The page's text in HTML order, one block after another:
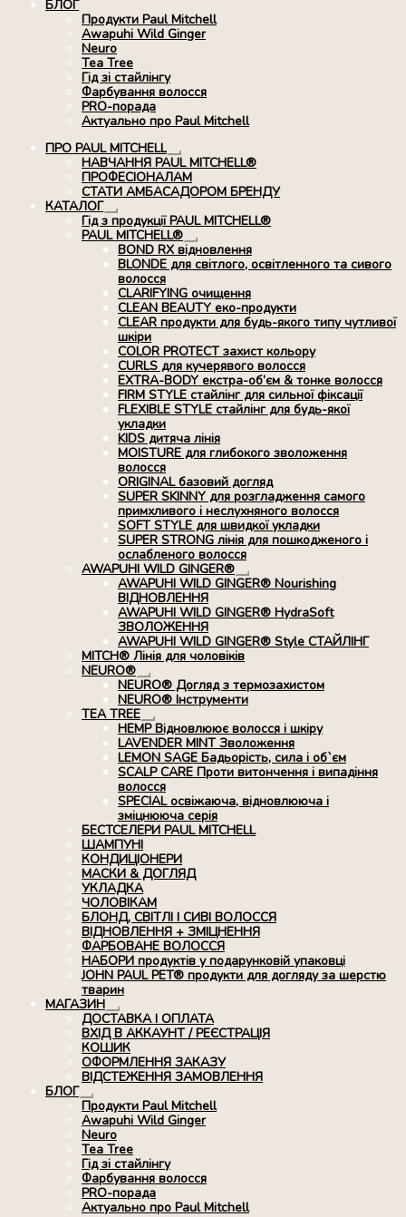
БЛОГ
Продукти Paul Mitchell
Awapuhi Wild Ginger
Neuro
Tea Tree
Гід зі стайлінгу
Фарбування волосся
PRO-порада
Актуально про Paul Mitchell
ПРО PAUL MITCHELL
Розгорнуте
вкладене
меню
НАВЧАННЯ PAUL MITCHELL®
ПРОФЕСІОНАЛАМ
СТАТИ АМБАСАДОРОМ БРЕНДУ
КАТАЛОГ
Розгорнуте
вкладене
меню
Гід з продукції PAUL MITCHELL®
PAUL MITCHELL®
Розгорнуте
вкладене
меню
BOND RX вiдновлення
BLONDE для світлого, освітленного та сивого
волосся
CLARIFYING очищення
CLEAN BEAUTY еко-продукти
CLEAR продукти для будь-якого типу чутливої
шкіри
COLOR PROTECT захист кольору
CURLS для кучерявого волосся
EXTRA-BODY екстра-об’єм & тонке волосся
FIRM STYLE стайлінг для сильної фіксації
FLEXIBLE STYLE стайлінг для будь-якої
укладки
KIDS дитяча лінія
MOISTURE для глибокого зволоження
волосся
ORIGINAL базовий догляд
SUPER SKINNY для розгладження самого
примхливого і неслухняного волосся
SOFT STYLE для швидкої укладки
SUPER STRONG лінія для пошкодженого і
ослабленого волосся
AWAPUHI WILD GINGER®
Розгорнуте
вкладене
меню
AWAPUHI WILD GINGER® Nourishing
ВІДНОВЛЕННЯ
AWAPUHI WILD GINGER® HydraSoft
ЗВОЛОЖЕННЯ
AWAPUHI WILD GINGER® Style СТАЙЛІНГ
MITCH® Лінія для чоловіків
NEURO®
Розгорнуте
вкладене
меню
NEURO® Догляд з термозахистом
NEURO® Інструменти
TEA TREE
Розгорнуте
вкладене
меню
HEMP Відновлюює волосся і шкіру
LAVENDER MINT Зволоження
LEMON SAGE Бадьорість, сила і об`єм
SCALP CARE Проти витончення і випадіння
волосся
SPECIAL освіжаюча, відновлююча і
зміцнююча серія
БЕСТСЕЛЕРИ PAUL MITCHELL
ШАМПУНІ
КОНДИЦІОНЕРИ
МАСКИ & ДОГЛЯД
УКЛАДКА
ЧОЛОВІКАМ
БЛОНД, СВІТЛІ І СИВІ ВОЛОССЯ
ВІДНОВЛЕННЯ + ЗМІЦНЕННЯ
ФАРБОВАНЕ ВОЛОССЯ
НАБОРИ продуктів у подарунковій упаковці
JOHN PAUL PET® продукти для догляду за шерстю
тварин
МАГАЗИН
Розгорнуте
вкладене
меню
ДОСТАВКА І ОПЛАТА
ВХІД В АККАУНТ / РЕЄСТРАЦІЯ
КОШИК
ОФОРМЛЕННЯ ЗАКАЗУ
ВІДСТЕЖЕННЯ ЗАМОВЛЕННЯ
БЛОГ
Розгорнуте
вкладене
меню
Продукти Paul Mitchell
Awapuhi Wild Ginger
Neuro
Tea Tree
Гід зі стайлінгу
Фарбування волосся
PRO-порада
Актуально про Paul Mitchell